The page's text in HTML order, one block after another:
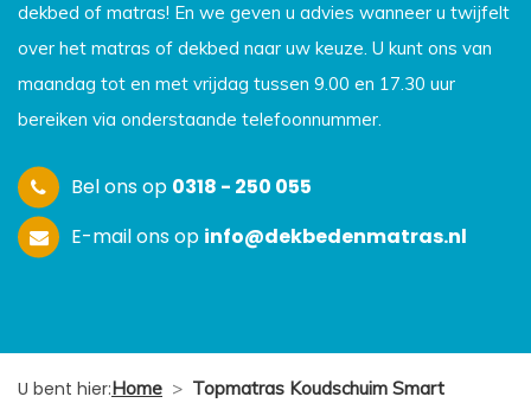
dekbed of matras! En we geven u advies wanneer u twijfelt
over het matras of dekbed naar uw keuze. U kunt ons van
maandag tot en met vrijdag tussen 9.00 en 17.30 uur
bereiken via onderstaande telefoonnummer.
Bel ons op 0318 - 250 055
E-mail ons op info@dekbedenmatras.nl
U bent hier:Home > Topmatras Koudschuim Smart